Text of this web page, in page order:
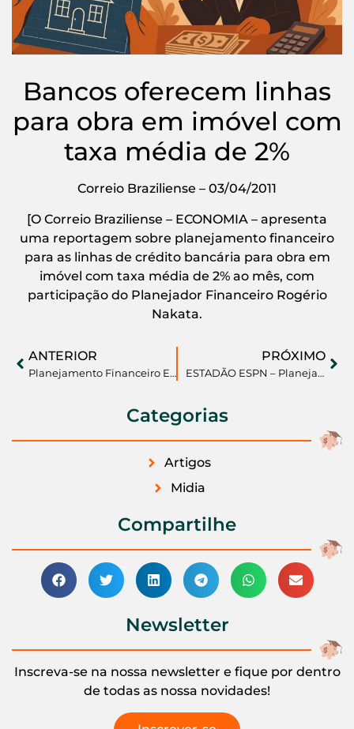
Bancos oferecem linhas
para obra em imóvel com
taxa média de 2%
Correio Braziliense – 03/04/2011
[O Correio Braziliense – ECONOMIA – apresenta
uma reportagem sobre planejamento financeiro
para as linhas de crédito bancária para obra em
imóvel com taxa média de 2% ao mês, com
participação do Planejador Financeiro Rogério
Nakata.
ANTERIOR
Planejamento Financeiro Educação Financeira e Qualidade de Vida
PRÓXIMO
ESTADÃO ESPN – Planejamento Financeiro para as Férias
Categorias
Artigos
Midia
Compartilhe
Newsletter
Inscreva-se na nossa newsletter e fique por dentro
de todas as nossa novidades!